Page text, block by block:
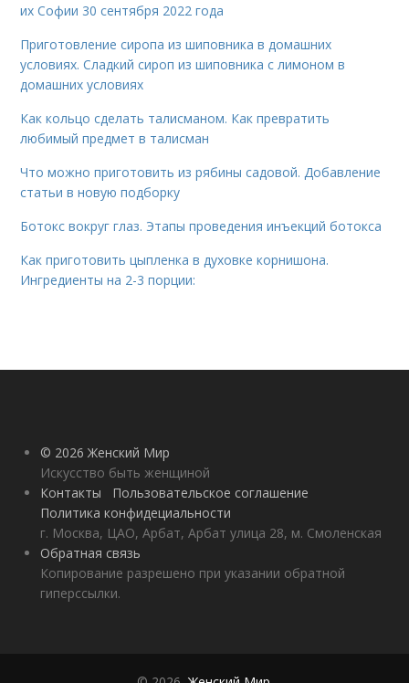
их Софии 30 сентября 2022 года
Приготовление сиропа из шиповника в домашних
условиях. Сладкий сироп из шиповника с лимоном в
домашних условиях
Как кольцо сделать талисманом. Как превратить
любимый предмет в талисман
Что можно приготовить из рябины садовой. Добавление
статьи в новую подборку
Ботокс вокруг глаз. Этапы проведения инъекций ботокса
Как приготовить цыпленка в духовке корнишона.
Ингредиенты на 2-3 порции:
© 2026 Женский Мир
Искусство быть женщиной
Контакты
Пользовательское соглашение
Политика конфидециальности
г. Москва, ЦАО, Арбат, Арбат улица 28, м. Смоленская
Обратная связь
Копирование разрешено при указании обратной
гиперссылки.